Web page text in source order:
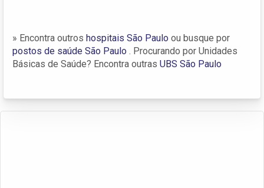
» Encontra outros hospitais São Paulo ou busque por
postos de saúde São Paulo . Procurando por Unidades
Básicas de Saúde? Encontra outras UBS São Paulo